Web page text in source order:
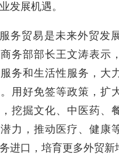
发展机遇。
服务贸易是未来外贸发
务部部长王文涛表示
务和生活性服务，大
用好免签等政策，扩
挖掘文化、中医药、
力，推动医疗、健康
进口，培育更多外贸新